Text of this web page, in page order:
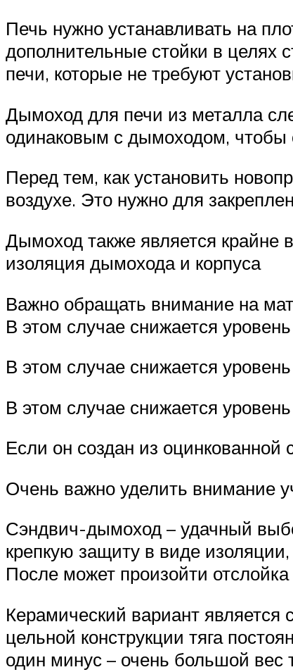
Печь нужно устанавливать на
дополнительные стойки в целях
печи, которые не требуют
Дымоход для печи из металла
одинаковым с дымоходом, чтобы
Перед тем, как установить
воздухе. Это нужно для
Дымоход также является крайне
изоляция дымохода и корпуса
Важно обращать внимание на
В этом случае снижается
В этом случае снижается
В этом случае снижается
Если он создан из
Очень важно уделить внимание
Сэндвич-дымоход – удачный
крепкую защиту в виде
После может произойти
Керамический вариант
цельной конструкции тяга
один минус – очень большой вес